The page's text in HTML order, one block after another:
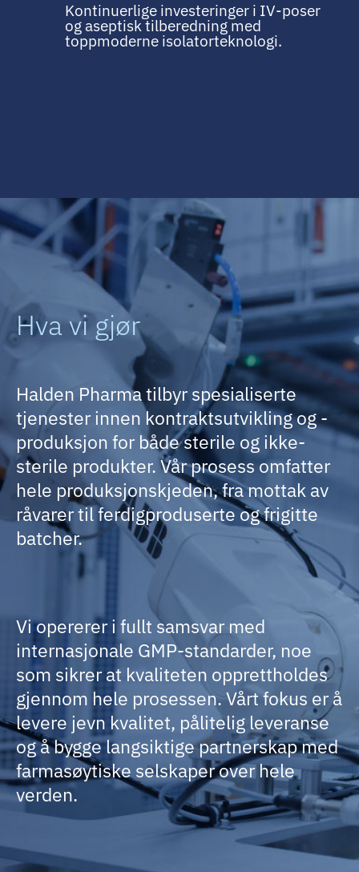
Kontinuerlige investeringer i IV-poser
og aseptisk tilberedning med
toppmoderne isolatorteknologi.
Hva vi gjør
Halden Pharma tilbyr spesialiserte
tjenester innen kontraktsutvikling og -
produksjon for både sterile og ikke-
sterile produkter. Vår prosess omfatter
hele produksjonskjeden, fra mottak av
råvarer til ferdigproduserte og frigitte
batcher.
Vi opererer i fullt samsvar med
internasjonale GMP-standarder, noe
som sikrer at kvaliteten opprettholdes
gjennom hele prosessen. Vårt fokus er å
levere jevn kvalitet, pålitelig leveranse
og å bygge langsiktige partnerskap med
farmasøytiske selskaper over hele
verden.